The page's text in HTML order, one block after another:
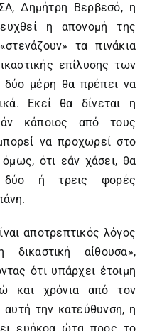
Δημήτρη Βερβεσό, η
η απονομή της
τα πινάκια
επίλυσης των
δύο μέρη θα πρέπει να
Εκεί θα δίνεται η
κάποιος από τους
να προχωρεί στο
όμως, ότι εάν χάσει, θα
δύο ή τρεις φορές
αποτρεπτικός λόγος
αίθουσα»,
ότι υπάρχει έτοιμη
και χρόνια από τον
αυτή την κατεύθυνση, η